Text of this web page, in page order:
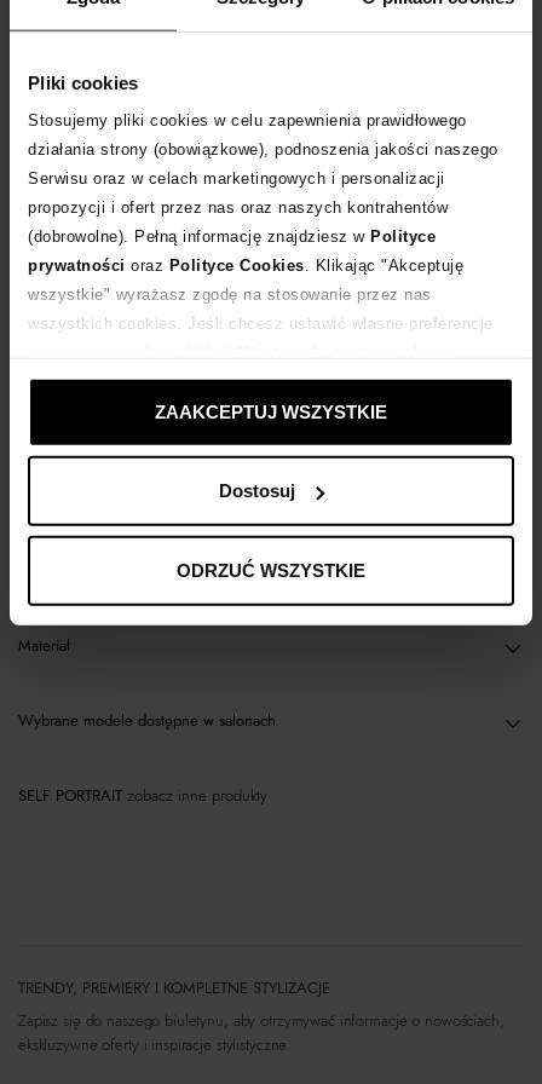
Pliki cookies
Stosujemy pliki cookies w celu zapewnienia prawidłowego
działania strony (obowiązkowe), podnoszenia jakości naszego
Serwisu oraz w celach marketingowych i personalizacji
propozycji i ofert przez nas oraz naszych kontrahentów
(dobrowolne). Pełną informację znajdziesz w Polityce
prywatności oraz Polityce Cookies . Klikając "Akceptuję
wszystkie" wyrażasz zgodę na stosowanie przez nas
wszystkich cookies. Jeśli chcesz ustawić własne preferencje
ustawienia prywatności.
ZAAKCEPTUJ WSZYSTKIE
Dostosuj
ODRZUĆ WSZYSTKIE
WYBIERZ ROZMIAR
DODAJ DO KOSZYKA
Dostawa
14 dni na zwrot towaru
+290 punktówzyskujesz w Klubie Korzyści Sprawdź
Kup teraz, Zapłać później!
Materiał
Wybrane modele dostępne w salonach
SELF PORTRAIT zobacz inne produkty
TRENDY, PREMIERY I KOMPLETNE STYLIZACJE
Zapisz się do naszego biuletynu, aby otrzymywać informacje o nowościach,
ekskluzywne oferty i inspiracje stylistyczne.